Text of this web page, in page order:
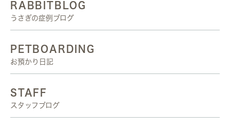
RABBITBLOG
うさぎの症例ブログ
PETBOARDING
お預かり日記
STAFF
スタッフブログ